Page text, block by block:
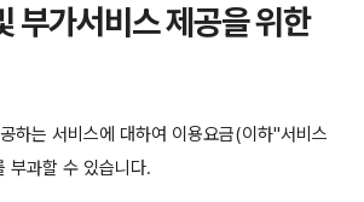
부가서비스 제공을 위한
하는 서비스에 대하여 이용요금(이하"서비스
부과할 수 있습니다.